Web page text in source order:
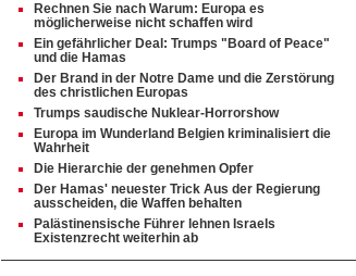
Rechnen Sie nach Warum: Europa es
möglicherweise nicht schaffen wird
Ein gefährlicher Deal: Trumps "Board of Peace"
und die Hamas
Der Brand in der Notre Dame und die Zerstörung
des christlichen Europas
Trumps saudische Nuklear-Horrorshow
Europa im Wunderland Belgien kriminalisiert die
Wahrheit
Die Hierarchie der genehmen Opfer
Der Hamas' neuester Trick Aus der Regierung
ausscheiden, die Waffen behalten
Palästinensische Führer lehnen Israels
Existenzrecht weiterhin ab